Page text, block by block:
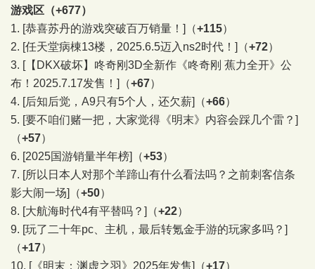
游戏区（+677）
1. [恭喜苏丹的游戏突破百万销量！] （+115）
2. [任天堂病棟13楼，2025.6.5迈入ns2时代！] （+72）
3. [【DKX破坏】咚奇刚3D全新作《咚奇刚 蕉力全开》公
布！2025.7.17发售！]
（+67）
4. [后知后觉，A9只有5个人，还欠薪] （+66）
5. [要不咱们赌一把，大家觉得《明末》内容会踩几个雷？]
（+57）
6. [2025国游销量半年榜] （+53）
7. [所以日本人对那个羊蹄山有什么看法吗？之前刺客信条
影大闹一场]
（+50）
8. [大航海时代4有平替吗？] （+22）
9. [玩了二十年pc、主机，最后转氪金手游的玩家多吗？]
（+17）
10. [《明末：渊虚之羽》2025年发售] （+17）